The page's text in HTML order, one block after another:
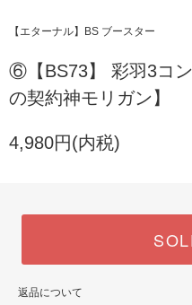
【エターナル】BS ブースター
⑥【BS73】 彩羽3コ
の契約神モリガン】
4,980円(内税)
返品について